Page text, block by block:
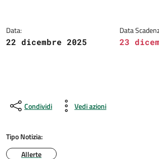
Data:
22 dicembre 2025
Data
23
Condividi Vedi azioni
Tipo Notizia:
Allerte